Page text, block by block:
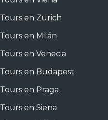
Tours en Zurich
Tours en Milán
Tours en Venecia
Tours en Budapest
Tours en Praga
Tours en Siena